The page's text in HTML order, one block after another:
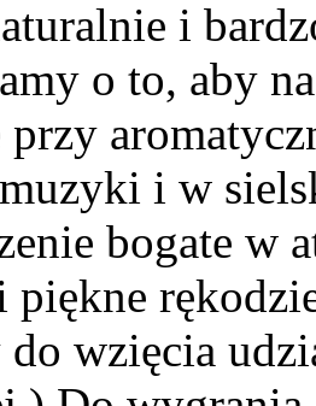
i
o to, aby
przy
i w
bogate w
piękne
do wzięcia